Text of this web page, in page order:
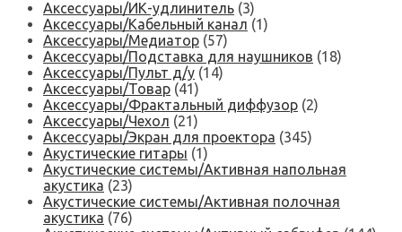
Аксессуары/ИК-удлинитель (3)
Аксессуары/Кабельный канал (1)
Аксессуары/Медиатор (57)
Аксессуары/Подставка для наушников (18)
Аксессуары/Пульт д/у (14)
Аксессуары/Товар (41)
Аксессуары/Фрактальный диффузор (2)
Аксессуары/Чехол (21)
Аксессуары/Экран для проектора (345)
Акустические гитары (1)
Акустические системы/Активная напольная
акустика (23)
Акустические системы/Активная полочная
акустика (76)